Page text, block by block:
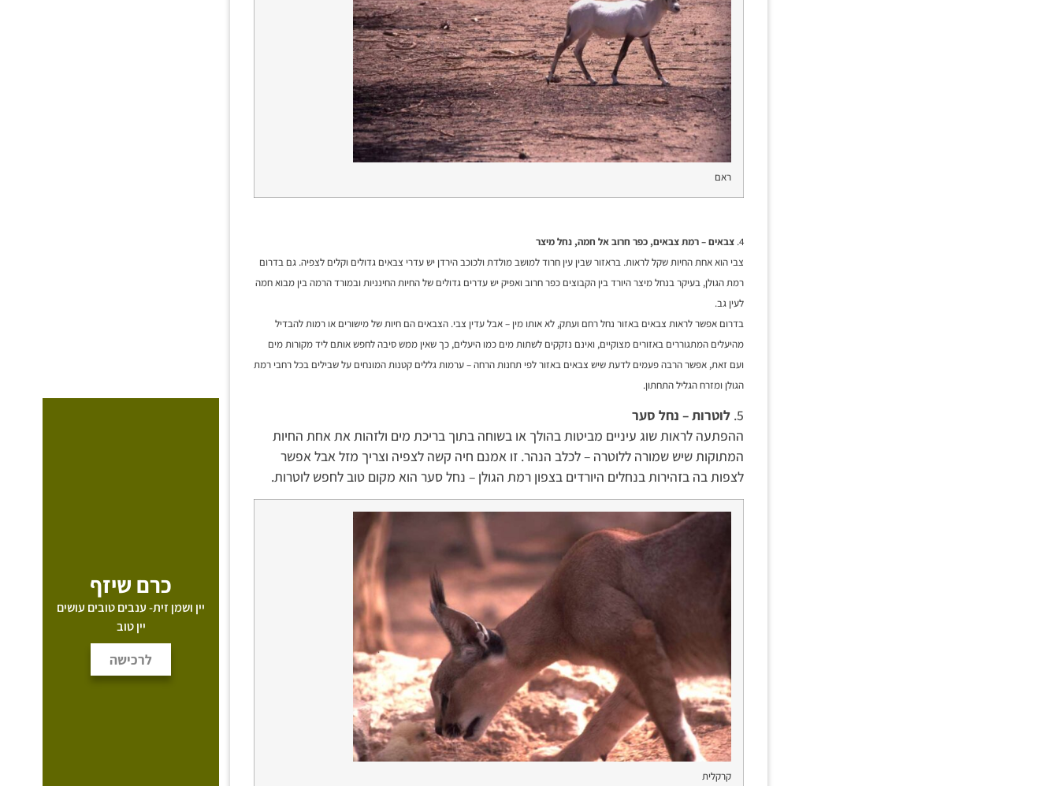
ראם
4. צבאים – רמת צבאים, כפר חרוב אל חמה, נחל מיצר
צבי הוא אחת החיות שקל לראות. בראזור שבין עין חרוד למושב מולדת ולכוכב הירדן יש עדרי צבאים גדולים וקלים לצפיה. גם בדרום
רמת הגולן, בעיקר בנחל מיצר היורד בין הקבוצים כפר חרוב ואפיק יש עדרים גדולים של החיות החינניות ובמורד הרמה בין מבוא חמה
לעין גב.
בדרום אפשר לראות צבאים באזור נחל רחם ועתק, לא אותו מין – אבל עדין צבי. הצבאים הם חיות של מישורים או רמות להבדיל
מהיעלים המתגוררים באזורים מצוקיים, ואינם נזקקים לשתות מים כמו היעלים, כך שאין ממש סיבה לחפש אותם ליד מקורות מים
ועם זאת, אפשר הרבה פעמים לדעת שיש צבאים באזור לפי תחנות הרחה – ערמות גללים קטנות המונחים על שבילים בכל רחבי רמת
הגולן ומזרח הגליל התחתון.
5. לוטרות – נחל סער
ההפתעה לראות שוג עיניים מביטות בהולך או בשוחה בתוך בריכת מים ולזהות את אחת החיות
המתוקות שיש שמורה ללוטרה – לכלב הנהר. זו אמנם חיה קשה לצפיה וצריך מזל אבל אפשר
לצפות בה בזהירות בנחלים היורדים בצפון רמת הגולן – נחל סער הוא מקום טוב לחפש לוטרות.
קרקלית
כרם שיזף
יין ושמן זית- ענבים טובים עושים
יין טוב
לרכישה